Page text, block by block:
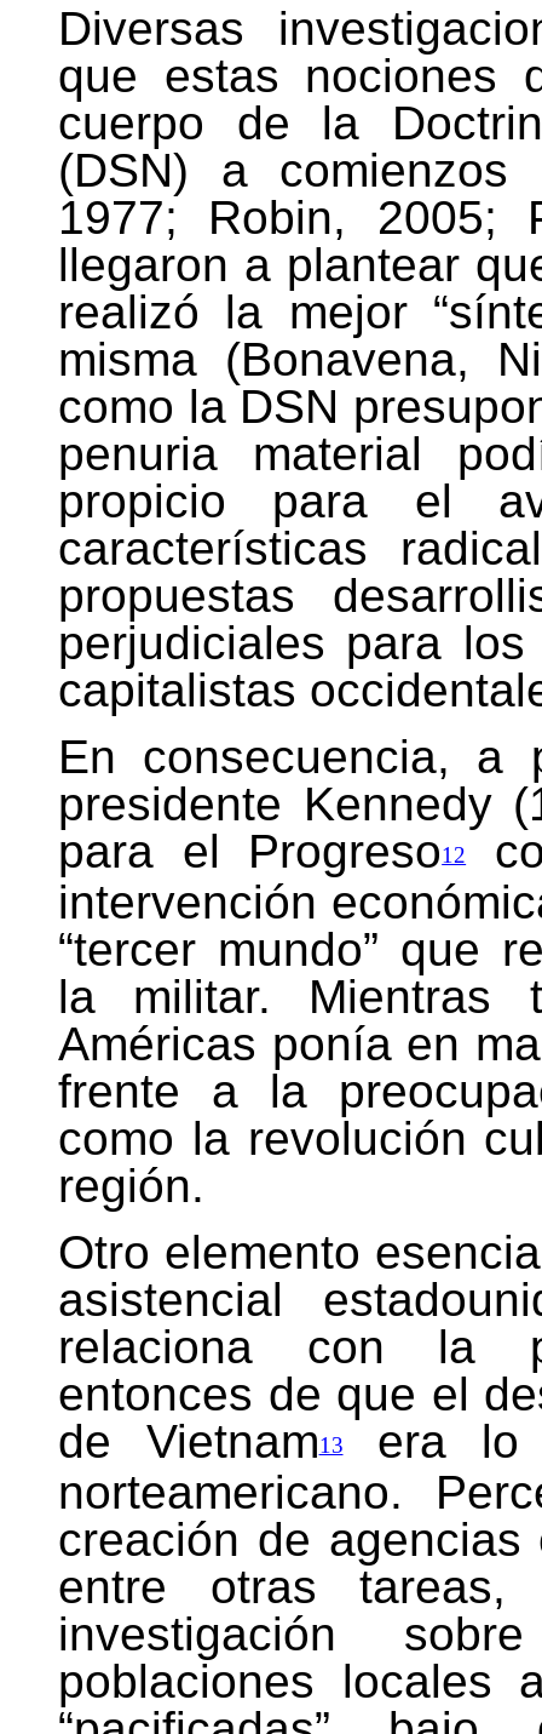
Diversas
que estas nociones
cuerpo de la
(DSN) a
1977; Robin, 2005;
llegaron a plantear
realizó la mejor
misma (Bonavena,
como la DSN
penuria material
propicio para el
características
propuestas
perjudiciales para
capitalistas
En consecuencia, a
presidente Kennedy
para el Progreso12
intervención
“tercer mundo” que
la militar. Mientras
Américas ponía en
frente a la
como la revolución
región.
Otro elemento
asistencial
relaciona con la
entonces de que el
de Vietnam13era lo
norteamericano.
creación de
entre otras tareas,
investigación
poblaciones locales